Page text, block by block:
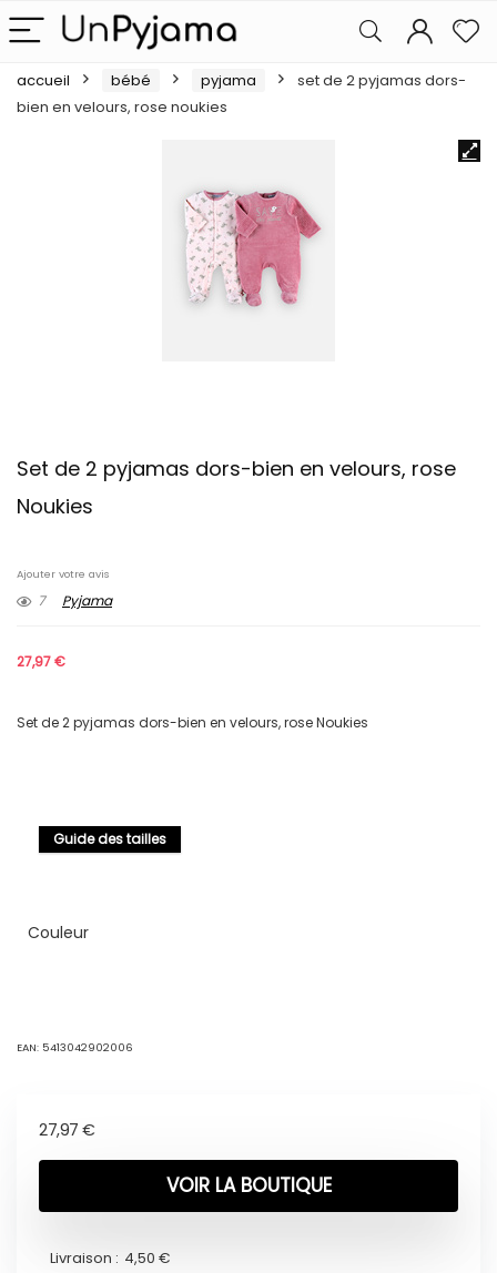
accueil bébé pyjama
set de 2 pyjamas dors-
bien en velours, rose noukies
Set de 2 pyjamas dors-bien en velours, rose
Noukies
Ajouter votre avis
7 Pyjama
27,97€
Set de 2 pyjamas dors-bien en velours, rose Noukies
Guide des tailles
Couleur
EAN: 5413042902006
27,97 €
VOIR LA BOUTIQUE
Livraison : 4,50 €